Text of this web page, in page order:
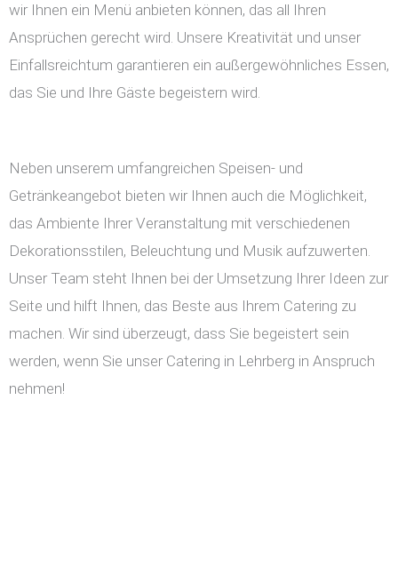
wir Ihnen ein Menü anbieten können, das all Ihren
Ansprüchen gerecht wird. Unsere Kreativität und unser
Einfallsreichtum garantieren ein außergewöhnliches Essen,
das Sie und Ihre Gäste begeistern wird.
Neben unserem umfangreichen Speisen- und
Getränkeangebot bieten wir Ihnen auch die Möglichkeit,
das Ambiente Ihrer Veranstaltung mit verschiedenen
Dekorationsstilen, Beleuchtung und Musik aufzuwerten.
Unser Team steht Ihnen bei der Umsetzung Ihrer Ideen zur
Seite und hilft Ihnen, das Beste aus Ihrem Catering zu
machen. Wir sind überzeugt, dass Sie begeistert sein
werden, wenn Sie unser Catering in Lehrberg in Anspruch
nehmen!